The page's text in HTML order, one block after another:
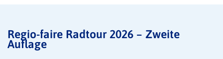
Regio-faire Radtour 2026 – Zweite
Auflage